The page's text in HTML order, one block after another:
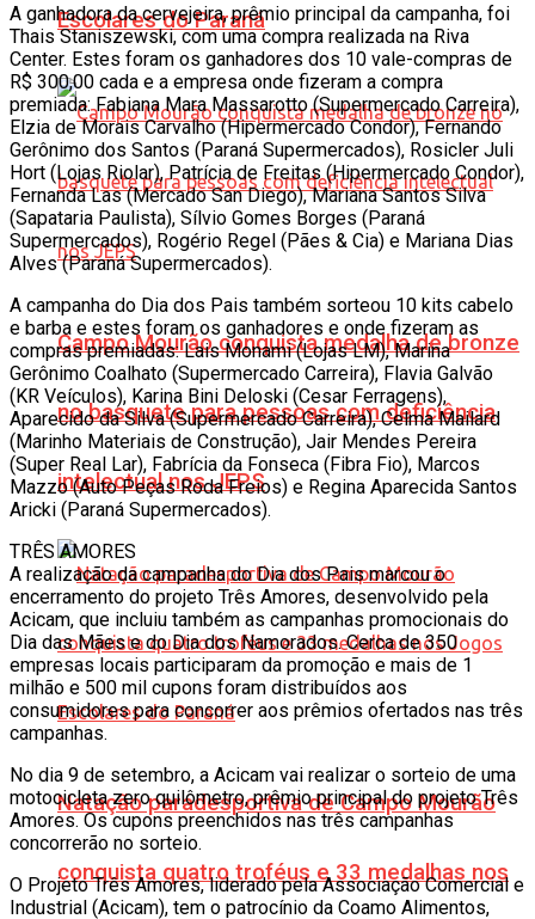
Escolares do Paraná
Campo Mourão conquista medalha de bronze
no basquete para pessoas com deficiência
intelectual nos JEPS
Natação paradesportiva de Campo Mourão
conquista quatro troféus e 33 medalhas nos
A ganhadora da cervejeira, prêmio principal da campanha, foi
Thais Staniszewski, com uma compra realizada na Riva
Center. Estes foram os ganhadores dos 10 vale-compras de
R$ 300,00 cada e a empresa onde fizeram a compra
premiada: Fabiana Mara Massarotto (Supermercado Carreira),
Elzia de Morais Carvalho (Hipermercado Condor), Fernando
Gerônimo dos Santos (Paraná Supermercados), Rosicler Juli
Hort (Lojas Riolar), Patrícia de Freitas (Hipermercado Condor),
Fernanda Las (Mercado San Diego), Mariana Santos Silva
(Sapataria Paulista), Sílvio Gomes Borges (Paraná
Supermercados), Rogério Regel (Pães & Cia) e Mariana Dias
Alves (Paraná Supermercados).
A campanha do Dia dos Pais também sorteou 10 kits cabelo
e barba e estes foram os ganhadores e onde fizeram as
compras premiadas: Lais Monami (Lojas LM), Marina
Gerônimo Coalhato (Supermercado Carreira), Flavia Galvão
(KR Veículos), Karina Bini Deloski (Cesar Ferragens),
Aparecido da Silva (Supermercado Carreira), Celma Mailard
(Marinho Materiais de Construção), Jair Mendes Pereira
(Super Real Lar), Fabrícia da Fonseca (Fibra Fio), Marcos
Mazzo (Auto Peças Roda Freios) e Regina Aparecida Santos
Aricki (Paraná Supermercados).
TRÊS AMORES
A realização da campanha do Dia dos Pais marcou o
encerramento do projeto Três Amores, desenvolvido pela
Acicam, que incluiu também as campanhas promocionais do
Dia das Mães e do Dia dos Namorados. Cerca de 350
empresas locais participaram da promoção e mais de 1
milhão e 500 mil cupons foram distribuídos aos
consumidores para concorrer aos prêmios ofertados nas três
campanhas.
No dia 9 de setembro, a Acicam vai realizar o sorteio de uma
motocicleta zero quilômetro, prêmio principal do projeto Três
Amores. Os cupons preenchidos nas três campanhas
concorrerão no sorteio.
O Projeto Três Amores, liderado pela Associação Comercial e
Industrial (Acicam), tem o patrocínio da Coamo Alimentos,